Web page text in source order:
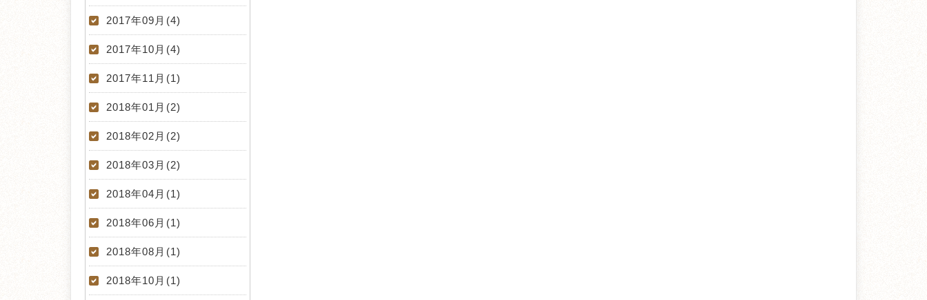
2017年09月(4)
2017年10月(4)
2017年11月(1)
2018年01月(2)
2018年02月(2)
2018年03月(2)
2018年04月(1)
2018年06月(1)
2018年08月(1)
2018年10月(1)